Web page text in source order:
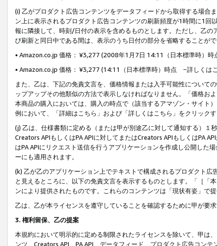
(i) 乙がプロダクト広告コンテンツをデータフィードから取得する場合
ン上に表示されるプロダクト広告コンテンツの刷新頻度が1時間に1
報に隣接して、時刻/日付の表示を含めるものとします。ただし、乙
び刷新と同日中である間は、表示のうち日付の部分を省略することが
• Amazon.co.jp 価格： ¥3,277 (2008年1月7日 14:11（日本標準時）
• Amazon.co.jp 価格： ¥3,277 (14:11（日本標準時）時点 −詳しくは
また、乙は、下記の免責文言を、価格情報または入手可能性について
ップアップその他類似の方法で表示しなければなりません。「価格
本商品の購入においては、購入の時点で（該当するアマゾン・サイト
例において、「詳細はこちら」および「詳しくはこちら」をクリック
(j) 乙は、仕様書類に定める（または甲が別途乙に対して通知する）
Creators APIもしくはPA APIに対してまたはCreators APIもしくはPA
はPA APIにリクエスト送信を行うアプリケーションを作成し公開した
ーにも適用されます。
(k) 乙が乙のアプリケーション上でテキストで構成されるプロダクト
と見えるところに、以下の免責文言を表示するものとします。「［「
ンにより提供されたものです。これらのコンテンツは「現状有姿」で
乙は、乙が本ライセンスを遵守していることを確認するために甲が要
3. 権利留保、乙の提案
本規約において明示的に定める制限されたライセンスを除いて、甲は
ンツ、Creators API、PA API、データフィード、プロダクト広告コン